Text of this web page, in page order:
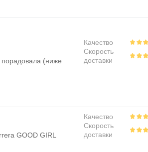
(ниже
Качество
Скорость
доставки
GOOD GIRL
Качество
Скорость
доставки